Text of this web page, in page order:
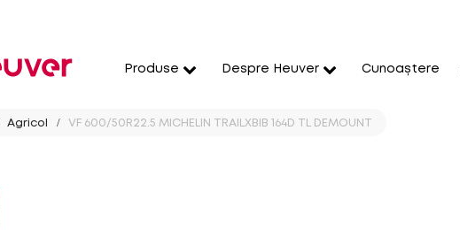
Produse Despre Heuver Cunoaștere
Agricol VF 600/50R22.5 MICHELIN TRAILXBIB 164D TL DEMOUNT